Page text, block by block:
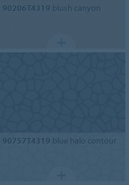
90206T4319 blush canyon
90757T4319 blue halo contour